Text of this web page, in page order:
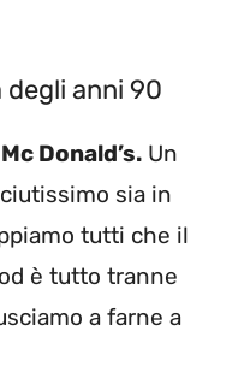
degli anni 90
Donald’s. Un
sia in
tutti che il
è tutto tranne
a farne a